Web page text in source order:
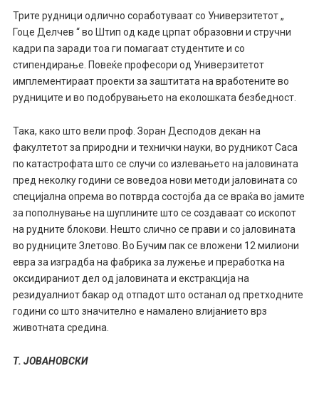
Трите рудници одлично соработуваат со Универзитетот „
Гоце Делчев “ во Штип од каде црпат образовни и стручни
кадри па заради тоа ги помагаат студентите и со
стипендирање. Повеќе професори од Универзитетот
имплементираат проекти за заштитата на вработените во
рудниците и во подобрувањето на еколошката безбедност.
Така, како што вели проф. Зоран Десподов декан на
факултетот за природни и технички науки, во рудникот Саса
по катастрофата што се случи со излевањето на јаловината
пред неколку години се воведоа нови методи јаловината со
специјална опрема во потврда состојба да се враќа во јамите
за пополнување на шуплините што се создаваат со ископот
на рудните блокови. Нешто слично се прави и со јаловината
во рудниците Злетово. Во Бучим пак се вложени 12 милиони
евра за изградба на фабрика за лужење и преработка на
оксидираниот дел од јаловината и екстракција на
резидуалниот бакар од отпадот што останал од претходните
години со што значително е намалено влијанието врз
животната средина.
Т. ЈОВАНОВСКИ